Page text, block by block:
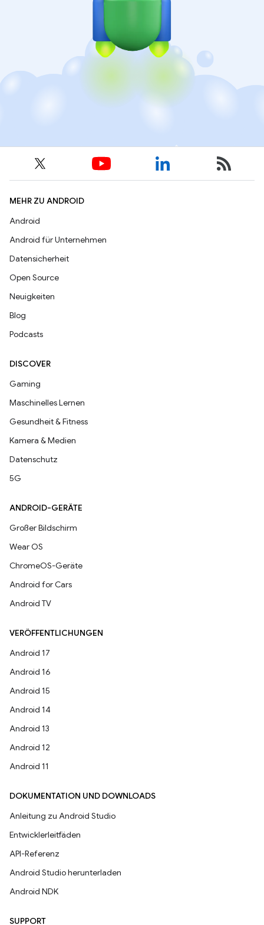
MEHR ZU ANDROID
Android
Android für Unternehmen
Datensicherheit
Open Source
Neuigkeiten
Blog
Podcasts
DISCOVER
Gaming
Maschinelles Lernen
Gesundheit & Fitness
Kamera & Medien
Datenschutz
5G
ANDROID-GERÄTE
Großer Bildschirm
Wear OS
ChromeOS-Geräte
Android for Cars
Android TV
VERÖFFENTLICHUNGEN
Android 17
Android 16
Android 15
Android 14
Android 13
Android 12
Android 11
DOKUMENTATION UND DOWNLOADS
Anleitung zu Android Studio
Entwicklerleitfäden
API-Referenz
Android Studio herunterladen
Android NDK
SUPPORT